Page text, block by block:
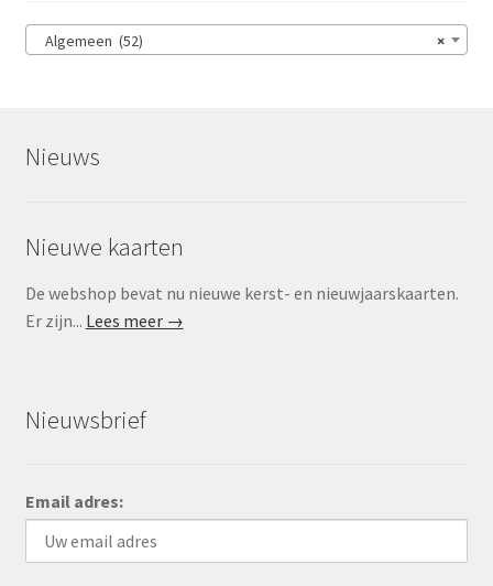
×
Algemeen (52)
Nieuws
Nieuwe kaarten
De webshop bevat nu nieuwe kerst- en nieuwjaarskaarten.
Er zijn... Lees meer →
Nieuwsbrief
Email adres: